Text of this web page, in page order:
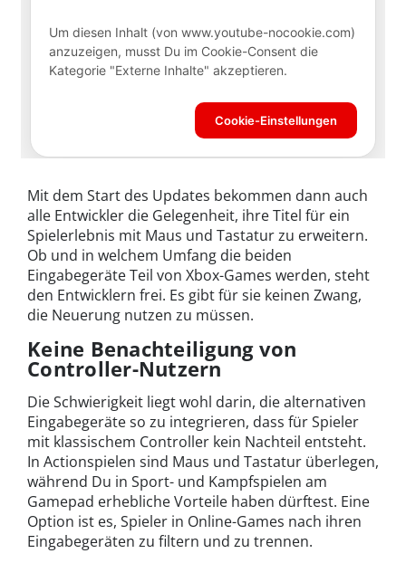
Mit dem Start des Updates bekommen dann auch
alle Entwickler die Gelegenheit, ihre Titel für ein
Spielerlebnis mit Maus und Tastatur zu erweitern.
Ob und in welchem Umfang die beiden
Eingabegeräte Teil von Xbox-Games werden, steht
den Entwicklern frei. Es gibt für sie keinen Zwang,
die Neuerung nutzen zu müssen.
Keine Benachteiligung von
Controller-Nutzern
Die Schwierigkeit liegt wohl darin, die alternativen
Eingabegeräte so zu integrieren, dass für Spieler
mit klassischem Controller kein Nachteil entsteht.
In Actionspielen sind Maus und Tastatur überlegen,
während Du in Sport- und Kampfspielen am
Gamepad erhebliche Vorteile haben dürftest. Eine
Option ist es, Spieler in Online-Games nach ihren
Eingabegeräten zu filtern und zu trennen.